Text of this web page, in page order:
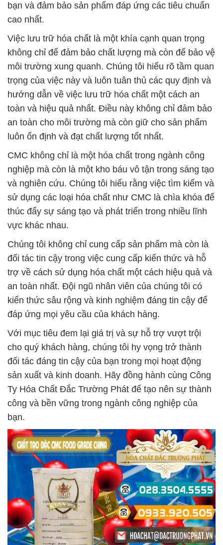
bạn và đảm bảo sản phẩm đáp ứng các tiêu chuẩn
cao nhất.
Việc lưu trữ hóa chất là một khía cạnh quan trọng
không chỉ để đảm bảo chất lượng mà còn để bảo vệ
môi trường xung quanh. Chúng tôi hiểu rõ tầm quan
trọng của việc này và luôn tuân thủ các quy định và
hướng dẫn về việc lưu trữ hóa chất một cách an
toàn và hiệu quả nhất. Điều này không chỉ đảm bảo
an toàn cho môi trường mà còn giữ cho sản phẩm
luôn ổn định và đạt chất lượng tốt nhất.
CMC không chỉ là một hóa chất trong ngành công
nghiệp mà còn là một kho báu vô tận trong sáng tạo
và nghiên cứu. Chúng tôi hiểu rằng việc tìm kiếm và
sử dụng các loại hóa chất như CMC là chìa khóa để
thúc đẩy sự sáng tạo và phát triển trong nhiều lĩnh
vực khác nhau.
Chúng tôi không chỉ cung cấp sản phẩm mà còn là
đối tác tin cậy trong việc cung cấp kiến thức và hỗ
trợ về cách sử dụng hóa chất một cách hiệu quả và
an toàn nhất. Đội ngũ nhân viên của chúng tôi có
kiến thức sâu rộng và kinh nghiệm đáng tin cậy để
đáp ứng mọi yêu cầu của khách hàng.
Với mục tiêu đem lại giá trị và sự hỗ trợ vượt trội
cho quý khách hàng, chúng tôi hy vọng trở thành
đối tác đáng tin cậy của bạn trong mọi hoạt động
sản xuất và kinh doanh. Hãy đồng hành cùng Công
Ty Hóa Chất Đắc Trường Phát để tạo nên sự thành
công và bền vững trong ngành công nghiệp của
bạn.